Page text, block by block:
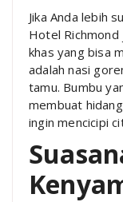
Jika Anda lebih
Hotel Richmond
khas yang bisa
adalah nasi
tamu. Bumbu
membuat
ingin mencicipi